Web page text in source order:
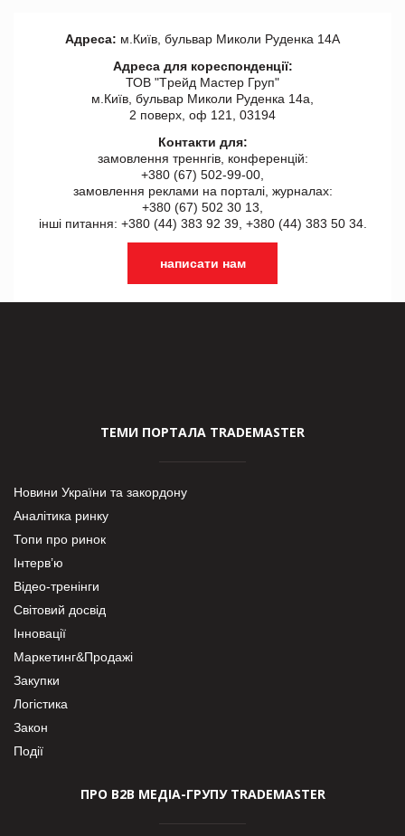
Адреса: м.Київ, бульвар Миколи Руденка 14А
Адреса для кореспонденції:
ТОВ "Tрейд Мастер Груп"
м.Київ, бульвар Миколи Руденка 14а,
2 поверх, оф 121, 03194
Контакти для:
замовлення треннгів, конференцій:
+380 (67) 502-99-00,
замовлення реклами на порталі, журналах:
+380 (67) 502 30 13,
інші питання: +380 (44) 383 92 39, +380 (44) 383 50 34.
написати нам
ТЕМИ ПОРТАЛА TRADEMASTER
Новини України та закордону
Аналітика ринку
Топи про ринок
Інтерв’ю
Відео-тренінги
Світовий досвід
Інновації
Маркетинг&Продажі
Закупки
Логістика
Закон
Події
ПРО В2В МЕДІА-ГРУПУ TRADEMASTER